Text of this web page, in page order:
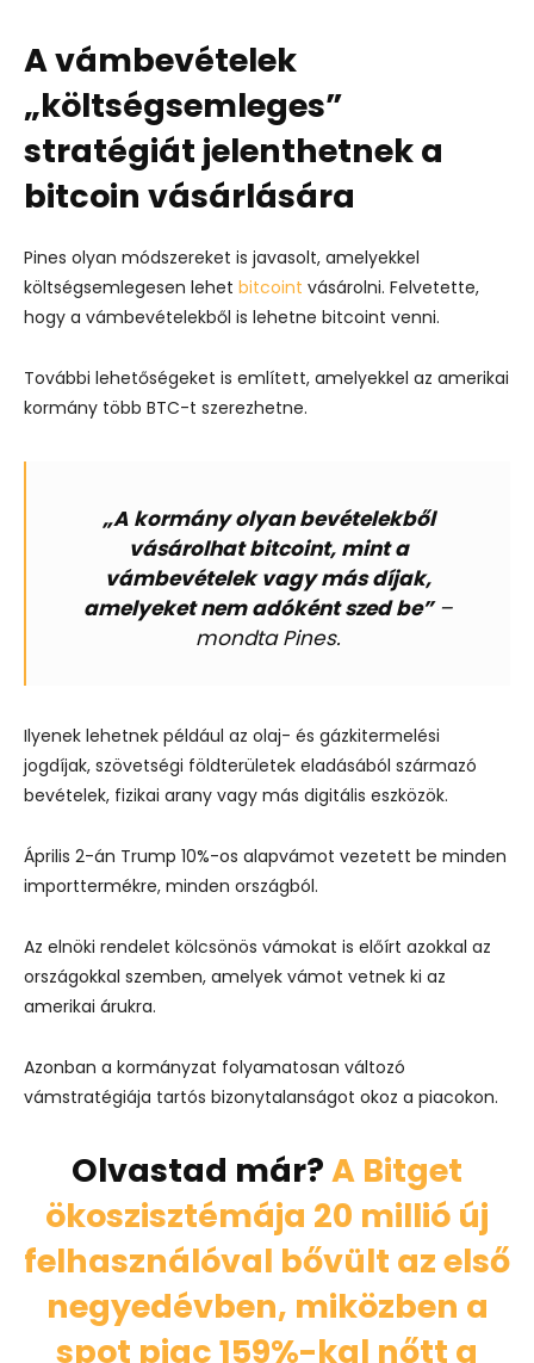
A vámbevételek
„költségsemleges”
stratégiát jelenthetnek a
bitcoin vásárlására
Pines olyan módszereket is javasolt, amelyekkel
költségsemlegesen lehet bitcoint vásárolni. Felvetette,
hogy a vámbevételekből is lehetne bitcoint venni.
További lehetőségeket is említett, amelyekkel az amerikai
kormány több BTC-t szerezhetne.
„A kormány olyan bevételekből
vásárolhat bitcoint, mint a
vámbevételek vagy más díjak,
amelyeket nem adóként szed be”–
mondta Pines.
Ilyenek lehetnek például az olaj- és gázkitermelési
jogdíjak, szövetségi földterületek eladásából származó
bevételek, fizikai arany vagy más digitális eszközök.
Április 2-án Trump 10%-os alapvámot vezetett be minden
importtermékre, minden országból.
Az elnöki rendelet kölcsönös vámokat is előírt azokkal az
országokkal szemben, amelyek vámot vetnek ki az
amerikai árukra.
Azonban a kormányzat folyamatosan változó
vámstratégiája tartós bizonytalanságot okoz a piacokon.
Olvastad már?A Bitget
ökoszisztémája 20 millió új
felhasználóval bővült az első
negyedévben, miközben a
spot piac 159%-kal nőtt a